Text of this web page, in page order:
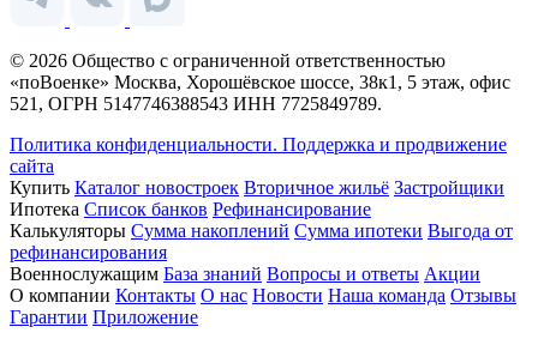
© 2026 Общество с ограниченной ответственностью
«поВоенке» Москва, Хорошёвское шоссе, 38к1, 5 этаж, офис
521, ОГРН 5147746388543 ИНН 7725849789.
Политика конфиденциальности. Поддержка и продвижение
сайта
Купить Каталог новостроек Вторичное жильё Застройщики
Ипотека Список банков Рефинансирование
Калькуляторы Сумма накоплений Сумма ипотеки Выгода от
рефинансирования
Военнослужащим База знаний Вопросы и ответы Акции
О компании Контакты О нас Новости Наша команда Отзывы
Гарантии Приложение